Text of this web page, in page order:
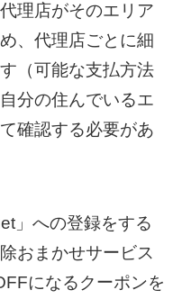
理店がそのエリア
、代理店ごとに細
（可能な支払方法
分の住んでいるエ
確認する必要があ
」への登録をする
おまかせサービス
になるクーポンを